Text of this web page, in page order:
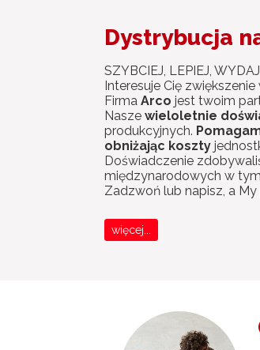
Dystrybucja
SZYBCIEJ, LEPIEJ,
Interesuje Cię
Firma Arco jest twoim
Nasze wieloletnie
produkcyjnych.
obniżając koszty
Doświadczenie
międzynarodowych w
Zadzwoń lub napisz, a My
więcej...